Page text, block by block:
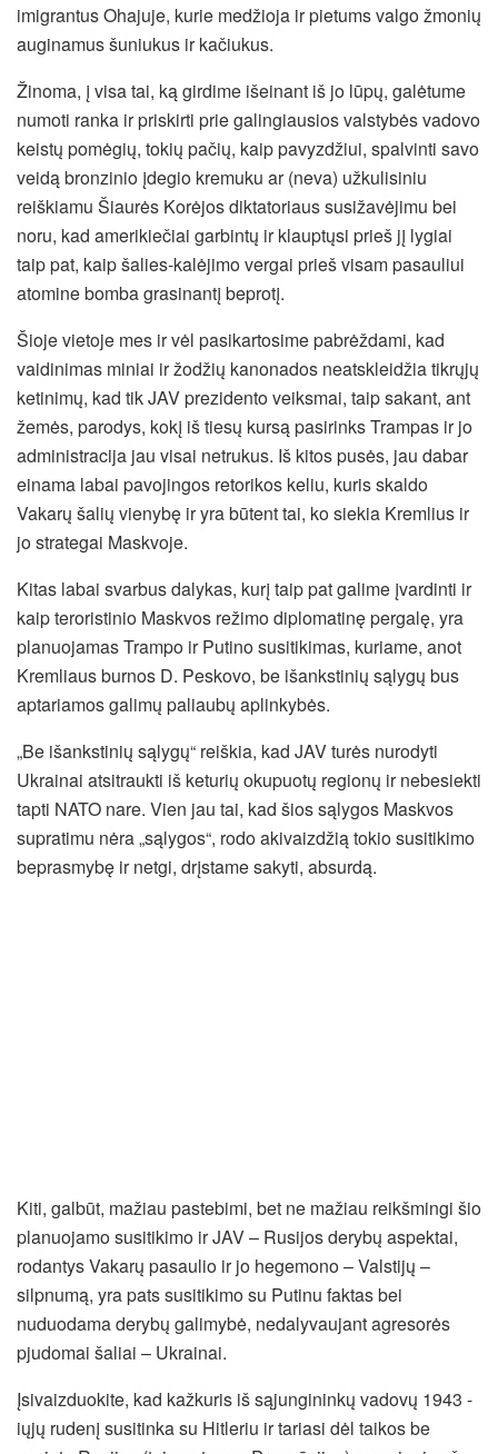
imigrantus Ohajuje, kurie medžioja ir pietums valgo žmonių
auginamus šuniukus ir kačiukus.
Žinoma, į visa tai, ką girdime išeinant iš jo lūpų, galėtume
numoti ranka ir priskirti prie galingiausios valstybės vadovo
keistų pomėgių, tokių pačių, kaip pavyzdžiui, spalvinti savo
veidą bronzinio įdegio kremuku ar (neva) užkulisiniu
reiškiamu Šiaurės Korėjos diktatoriaus susižavėjimu bei
noru, kad amerikiečiai garbintų ir klauptųsi prieš jį lygiai
taip pat, kaip šalies-kalėjimo vergai prieš visam pasauliui
atomine bomba grasinantį beprotį.
Šioje vietoje mes ir vėl pasikartosime pabrėždami, kad
vaidinimas miniai ir žodžių kanonados neatskleidžia tikrųjų
ketinimų, kad tik JAV prezidento veiksmai, taip sakant, ant
žemės, parodys, kokį iš tiesų kursą pasirinks Trampas ir jo
administracija jau visai netrukus. Iš kitos pusės, jau dabar
einama labai pavojingos retorikos keliu, kuris skaldo
Vakarų šalių vienybę ir yra būtent tai, ko siekia Kremlius ir
jo strategai Maskvoje.
Kitas labai svarbus dalykas, kurį taip pat galime įvardinti ir
kaip teroristinio Maskvos režimo diplomatinę pergalę, yra
planuojamas Trampo ir Putino susitikimas, kuriame, anot
Kremliaus burnos D. Peskovo, be išankstinių sąlygų bus
aptariamos galimų paliaubų aplinkybės.
„Be išankstinių sąlygų“ reiškia, kad JAV turės nurodyti
Ukrainai atsitraukti iš keturių okupuotų regionų ir nebesiekti
tapti NATO nare. Vien jau tai, kad šios sąlygos Maskvos
supratimu nėra „sąlygos“, rodo akivaizdžią tokio susitikimo
beprasmybę ir netgi, drįstame sakyti, absurdą.
Kiti, galbūt, mažiau pastebimi, bet ne mažiau reikšmingi šio
planuojamo susitikimo ir JAV – Rusijos derybų aspektai,
rodantys Vakarų pasaulio ir jo hegemono – Valstijų –
silpnumą, yra pats susitikimo su Putinu faktas bei
nuduodama derybų galimybė, nedalyvaujant agresorės
pjudomai šaliai – Ukrainai.
Įsivaizduokite, kad kažkuris iš sąjungininkų vadovų 1943 -
iųjų rudenį susitinka su Hitleriu ir tariasi dėl taikos be